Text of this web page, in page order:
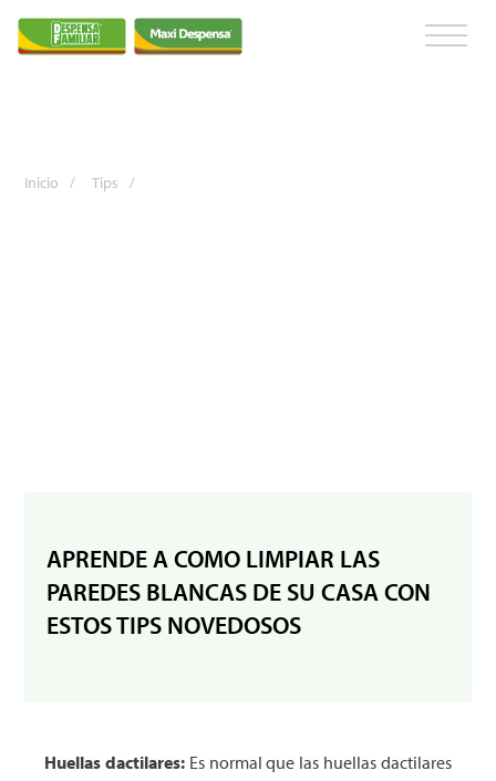
Inicio / Tips /
APRENDE A COMO LIMPIAR LAS
PAREDES BLANCAS DE SU CASA CON
ESTOS TIPS NOVEDOSOS
Huellas dactilares:Es normal que las huellas dactilares